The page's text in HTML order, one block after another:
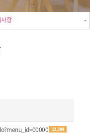
항
12,384